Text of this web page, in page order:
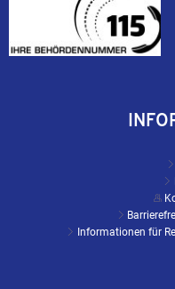
Informationen für